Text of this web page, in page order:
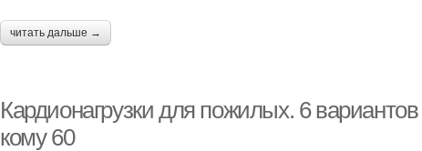
читать дальше →
Кардионагрузки для пожилых. 6
кому 60